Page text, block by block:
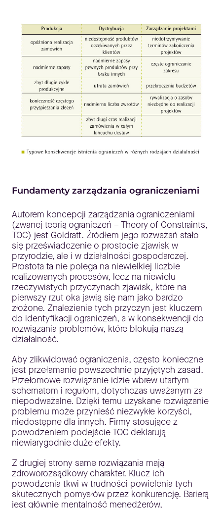
Fundamenty zarządzania ograniczeniami
Autorem koncepcji zarządzania ograniczeniami
(zwanej teorią ograniczeń – Theory of Constraints,
TOC) jest Goldratt. Źródłem jego rozważań stało
się przeświadczenie o prostocie zjawisk w
przyrodzie, ale i w działalności gospodarczej.
Prostota ta nie polega na niewielkiej liczbie
realizowanych procesów, lecz na niewielu
rzeczywistych przyczynach zjawisk, które na
pierwszy rzut oka jawią się nam jako bardzo
złożone. Znalezienie tych przyczyn jest kluczem
do identyfikacji ograniczeń, a w konsekwencji do
rozwiązania problemów, które blokują naszą
działalność.
Aby zlikwidować ograniczenia, często konieczne
jest przełamanie powszechnie przyjętych zasad.
Przełomowe rozwiązanie idzie wbrew utartym
schematom i regułom, dotychczas uważanym za
niepodważalne. Dzięki temu uzyskane rozwiązanie
problemu może przynieść niezwykłe korzyści,
niedostępne dla innych. Firmy stosujące z
powodzeniem podejście TOC deklarują
niewiarygodnie duże efekty.
Z drugiej strony same rozwiązania mają
zdroworozsądkowy charakter. Klucz ich
powodzenia tkwi w trudności powielenia tych
skutecznych pomysłów przez konkurencję. Barierą
jest głównie mentalność menedżerów,